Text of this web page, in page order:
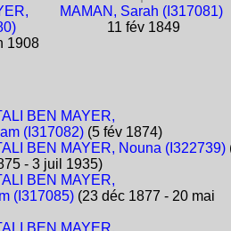
1908
MAMAN, Sarah (I317081)
11 fév 1849
BEN MAYER,
(I317082)(5 fév 1874)
BEN MAYER, Nouna (I322739)
- 3 juil 1935)
BEN MAYER,
(I317085)(23 déc 1877 - 20 mai